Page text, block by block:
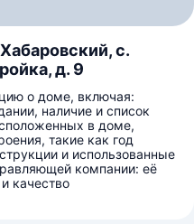
с.
д. 9
о доме, включая:
наличие и список
в доме,
такие как год
и использованные
компании: её
качество